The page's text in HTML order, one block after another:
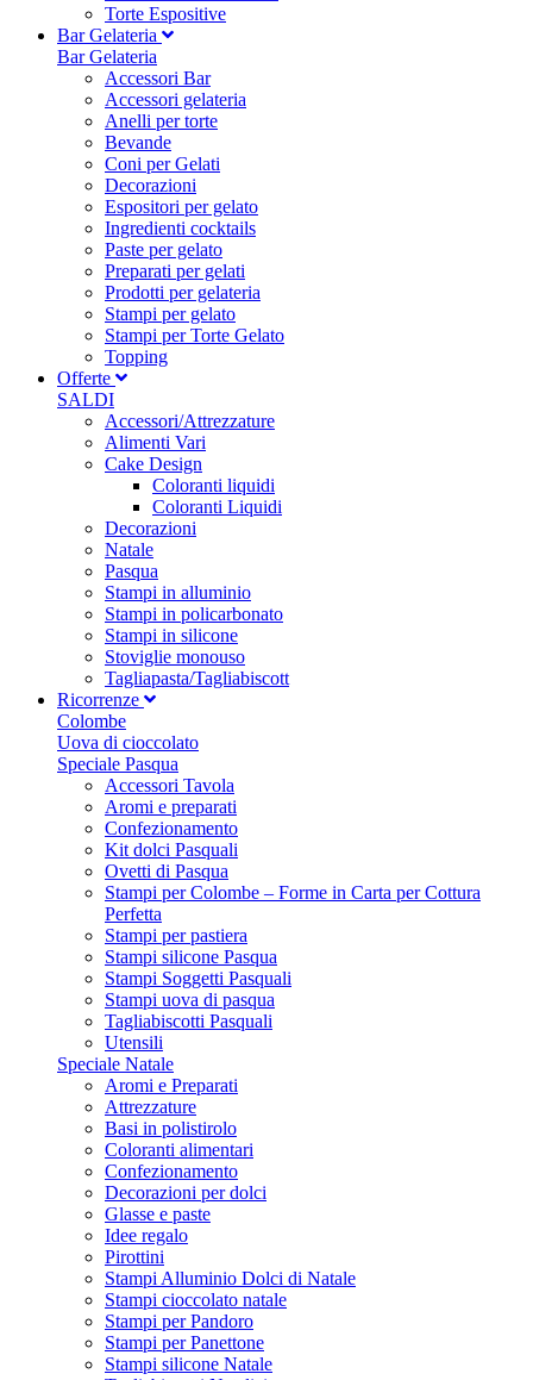
Torte Espositive
Bar Gelateria
Bar Gelateria
Accessori Bar
Accessori gelateria
Anelli per torte
Bevande
Coni per Gelati
Decorazioni
Espositori per gelato
Ingredienti cocktails
Paste per gelato
Preparati per gelati
Prodotti per gelateria
Stampi per gelato
Stampi per Torte Gelato
Topping
Offerte
SALDI
Accessori/Attrezzature
Alimenti Vari
Cake Design
Coloranti liquidi
Coloranti Liquidi
Decorazioni
Natale
Pasqua
Stampi in alluminio
Stampi in policarbonato
Stampi in silicone
Stoviglie monouso
Tagliapasta/Tagliabiscott
Ricorrenze
Colombe
Uova di cioccolato
Speciale Pasqua
Accessori Tavola
Aromi e preparati
Confezionamento
Kit dolci Pasquali
Ovetti di Pasqua
Stampi per Colombe – Forme in Carta per Cottura
Perfetta
Stampi per pastiera
Stampi silicone Pasqua
Stampi Soggetti Pasquali
Stampi uova di pasqua
Tagliabiscotti Pasquali
Utensili
Speciale Natale
Aromi e Preparati
Attrezzature
Basi in polistirolo
Coloranti alimentari
Confezionamento
Decorazioni per dolci
Glasse e paste
Idee regalo
Pirottini
Stampi Alluminio Dolci di Natale
Stampi cioccolato natale
Stampi per Pandoro
Stampi per Panettone
Stampi silicone Natale